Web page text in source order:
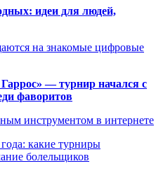
идеи для людей,
на знакомые цифровые
— турнир начался с
фаворитов
инструментом в интернете
какие турниры
болельщиков